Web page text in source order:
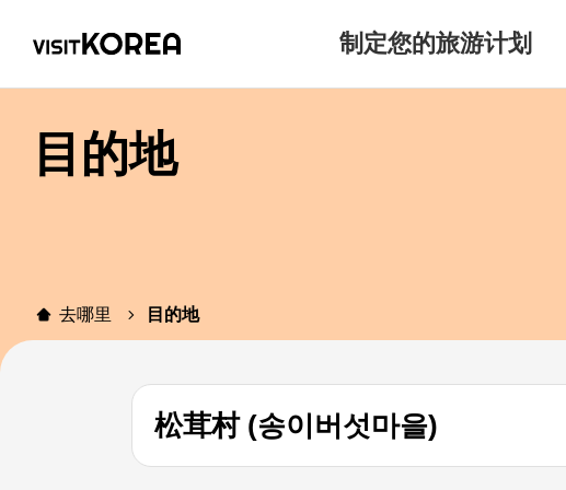
制定您的旅游计划
目的地
去哪里 目的地
松茸村 (송이버섯마을)